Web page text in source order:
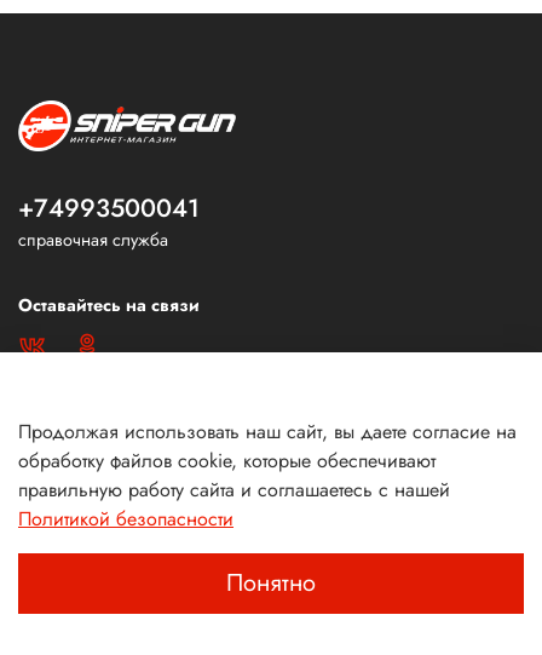
+74993500041
справочная служба
Оставайтесь на связи
Продолжая использовать наш сайт, вы даете согласие на
обработку файлов cookie, которые обеспечивают
правильную работу сайта и соглашаетесь с нашей
Политикой безопасности
Понятно